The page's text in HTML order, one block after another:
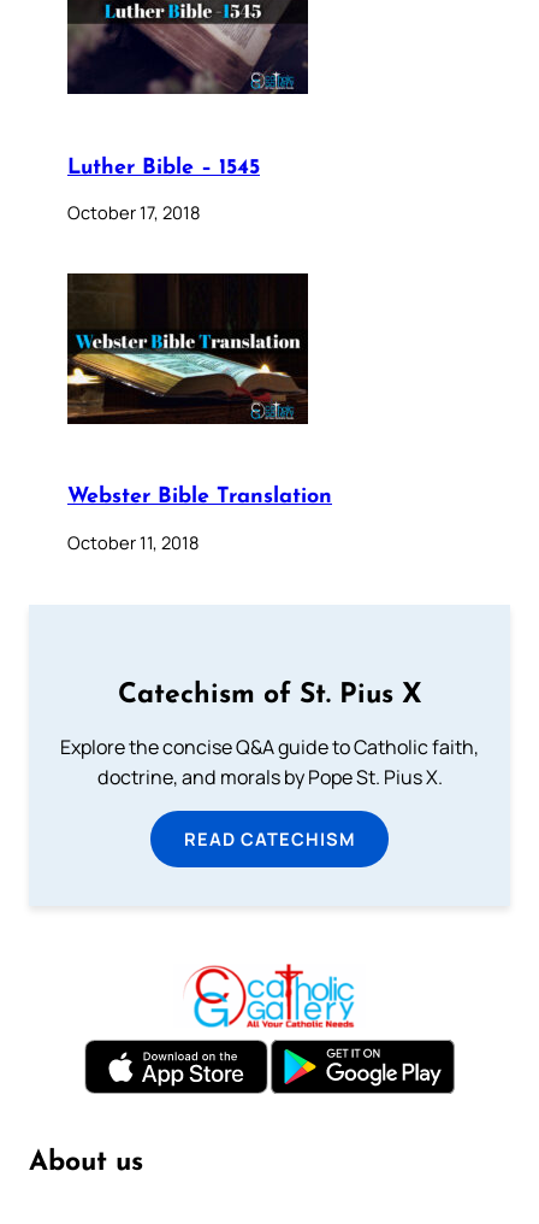
Luther Bible – 1545
October 17, 2018
Webster Bible Translation
October 11, 2018
Catechism of St. Pius X
Explore the concise Q&A guide to Catholic faith,
doctrine, and morals by Pope St. Pius X.
READ CATECHISM
About us